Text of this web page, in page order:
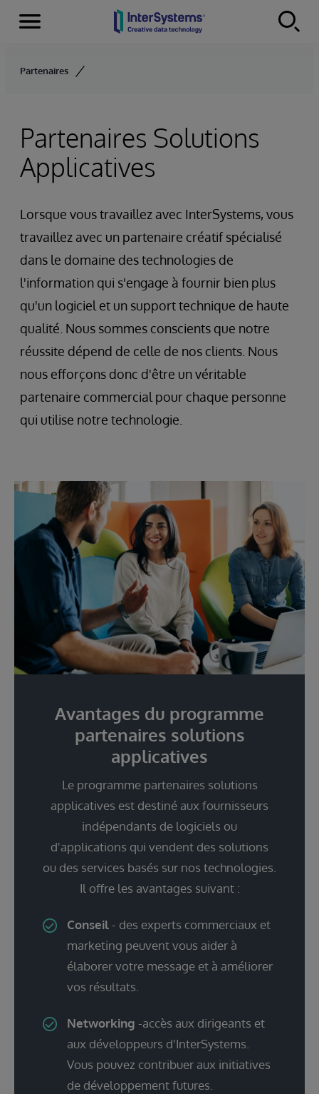
Skip to content
Menu
Partenaires
Partenaires Solutions
Applicatives
Lorsque vous travaillez avec InterSystems, vous
travaillez avec un partenaire créatif spécialisé
dans le domaine des technologies de
l'information qui s'engage à fournir bien plus
qu'un logiciel et un support technique de haute
qualité. Nous sommes conscients que notre
réussite dépend de celle de nos clients. Nous
nous efforçons donc d'être un véritable
partenaire commercial pour chaque personne
qui utilise notre technologie.
Avantages du programme
partenaires solutions
applicatives
Le programme partenaires solutions
applicatives est destiné aux fournisseurs
indépendants de logiciels ou
d'applications qui vendent des solutions
ou des services basés sur nos technologies.
Il offre les avantages suivant :
Conseil- des experts commerciaux et
marketing peuvent vous aider à
élaborer votre message et à améliorer
vos résultats.
Networking -accès aux dirigeants et
aux développeurs d'InterSystems.
Vous pouvez contribuer aux initiatives
de développement futures.